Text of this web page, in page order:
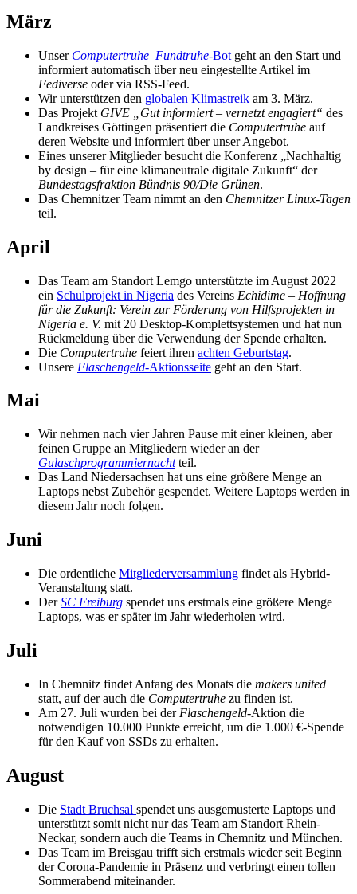
März
Unser Computertruhe–Fundtruhe-Bot geht an den Start und
informiert automatisch über neu eingestellte Artikel im
Fediverse oder via RSS-Feed.
Wir unterstützen den globalen Klimastreik am 3. März.
Das Projekt GIVE „Gut informiert – vernetzt engagiert“ des
Landkreises Göttingen präsentiert die Computertruhe auf
deren Website und informiert über unser Angebot.
Eines unserer Mitglieder besucht die Konferenz „Nachhaltig
by design – für eine klimaneutrale digitale Zukunft“ der
Bundestagsfraktion Bündnis 90/Die Grünen.
Das Chemnitzer Team nimmt an den Chemnitzer Linux-Tagen
teil.
April
Das Team am Standort Lemgo unterstützte im August 2022
ein Schulprojekt in Nigeria des Vereins Echidime – Hoffnung
für die Zukunft: Verein zur Förderung von Hilfsprojekten in
Nigeria e. V. mit 20 Desktop-Komplettsystemen und hat nun
Rückmeldung über die Verwendung der Spende erhalten.
Die Computertruhe feiert ihren achten Geburtstag.
Unsere Flaschengeld-Aktionsseite geht an den Start.
Mai
Wir nehmen nach vier Jahren Pause mit einer kleinen, aber
feinen Gruppe an Mitgliedern wieder an der
Gulaschprogrammiernachtteil.
Das Land Niedersachsen hat uns eine größere Menge an
Laptops nebst Zubehör gespendet. Weitere Laptops werden in
diesem Jahr noch folgen.
Juni
Die ordentliche Mitgliederversammlung findet als Hybrid-
Veranstaltung statt.
DerSC Freiburg spendet uns erstmals eine größere Menge
Laptops, was er später im Jahr wiederholen wird.
Juli
In Chemnitz findet Anfang des Monats die makers united
statt, auf der auch die Computertruhe zu finden ist.
Am 27. Juli wurden bei der Flaschengeld-Aktion die
notwendigen 10.000 Punkte erreicht, um die 1.000 €-Spende
für den Kauf von SSDs zu erhalten.
August
Die Stadt Bruchsal spendet uns ausgemusterte Laptops und
unterstützt somit nicht nur das Team am Standort Rhein-
Neckar, sondern auch die Teams in Chemnitz und München.
Das Team im Breisgau trifft sich erstmals wieder seit Beginn
der Corona-Pandemie in Präsenz und verbringt einen tollen
Sommerabend miteinander.